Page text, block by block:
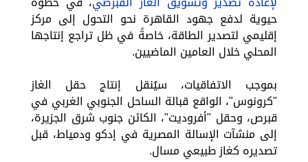
حيوية لدفع جهود القاهرة نحو التحول إلى مركز
إقليمي لتصدير الطاقة، خاصةً في ظل تراجع إنتاجها
المحلي خلال العامين الماضيين.
بموجب الاتفاقيات، سيُنقل إنتاج حقل الغاز
"كرونوس"، الواقع قبالة الساحل الجنوبي الغربي في
قبرص، وحقل "أفروديت"، الكائن جنوب شرق الجزيرة،
إلى منشآت الإسالة المصرية في إدكو ودمياط، قبل
تصديره كغاز طبيعي مسال.